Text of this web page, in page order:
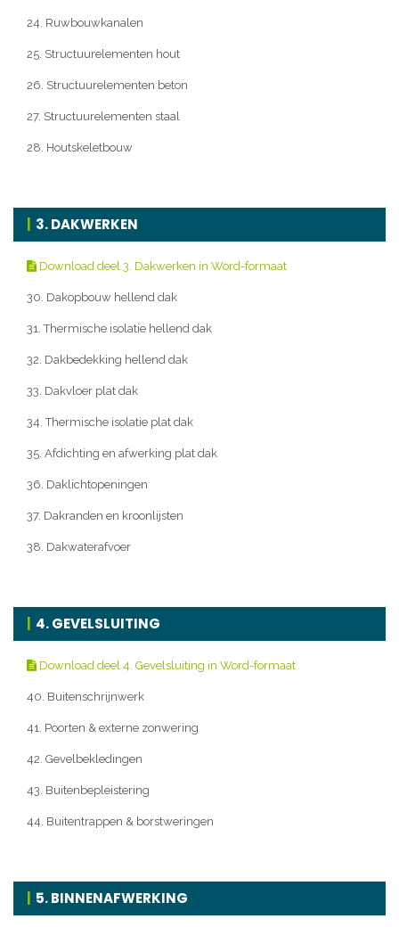
24. Ruwbouwkanalen
25. Structuurelementen hout
26. Structuurelementen beton
27. Structuurelementen staal
28. Houtskeletbouw
3. DAKWERKEN
Download deel 3. Dakwerken in Word-formaat
30. Dakopbouw hellend dak
31. Thermische isolatie hellend dak
32. Dakbedekking hellend dak
33. Dakvloer plat dak
34. Thermische isolatie plat dak
35. Afdichting en afwerking plat dak
36. Daklichtopeningen
37. Dakranden en kroonlijsten
38. Dakwaterafvoer
4. GEVELSLUITING
Download deel 4. Gevelsluiting in Word-formaat
40. Buitenschrijnwerk
41. Poorten & externe zonwering
42. Gevelbekledingen
43. Buitenbepleistering
44. Buitentrappen & borstweringen
5. BINNENAFWERKING